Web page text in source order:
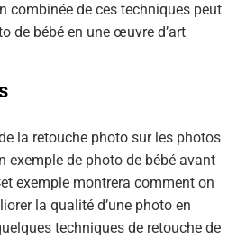
combinée de ces techniques peut
de bébé en une œuvre d’art
la retouche photo sur les photos
exemple de photo de bébé avant
exemple montrera comment on
la qualité d’une photo en
techniques de retouche de